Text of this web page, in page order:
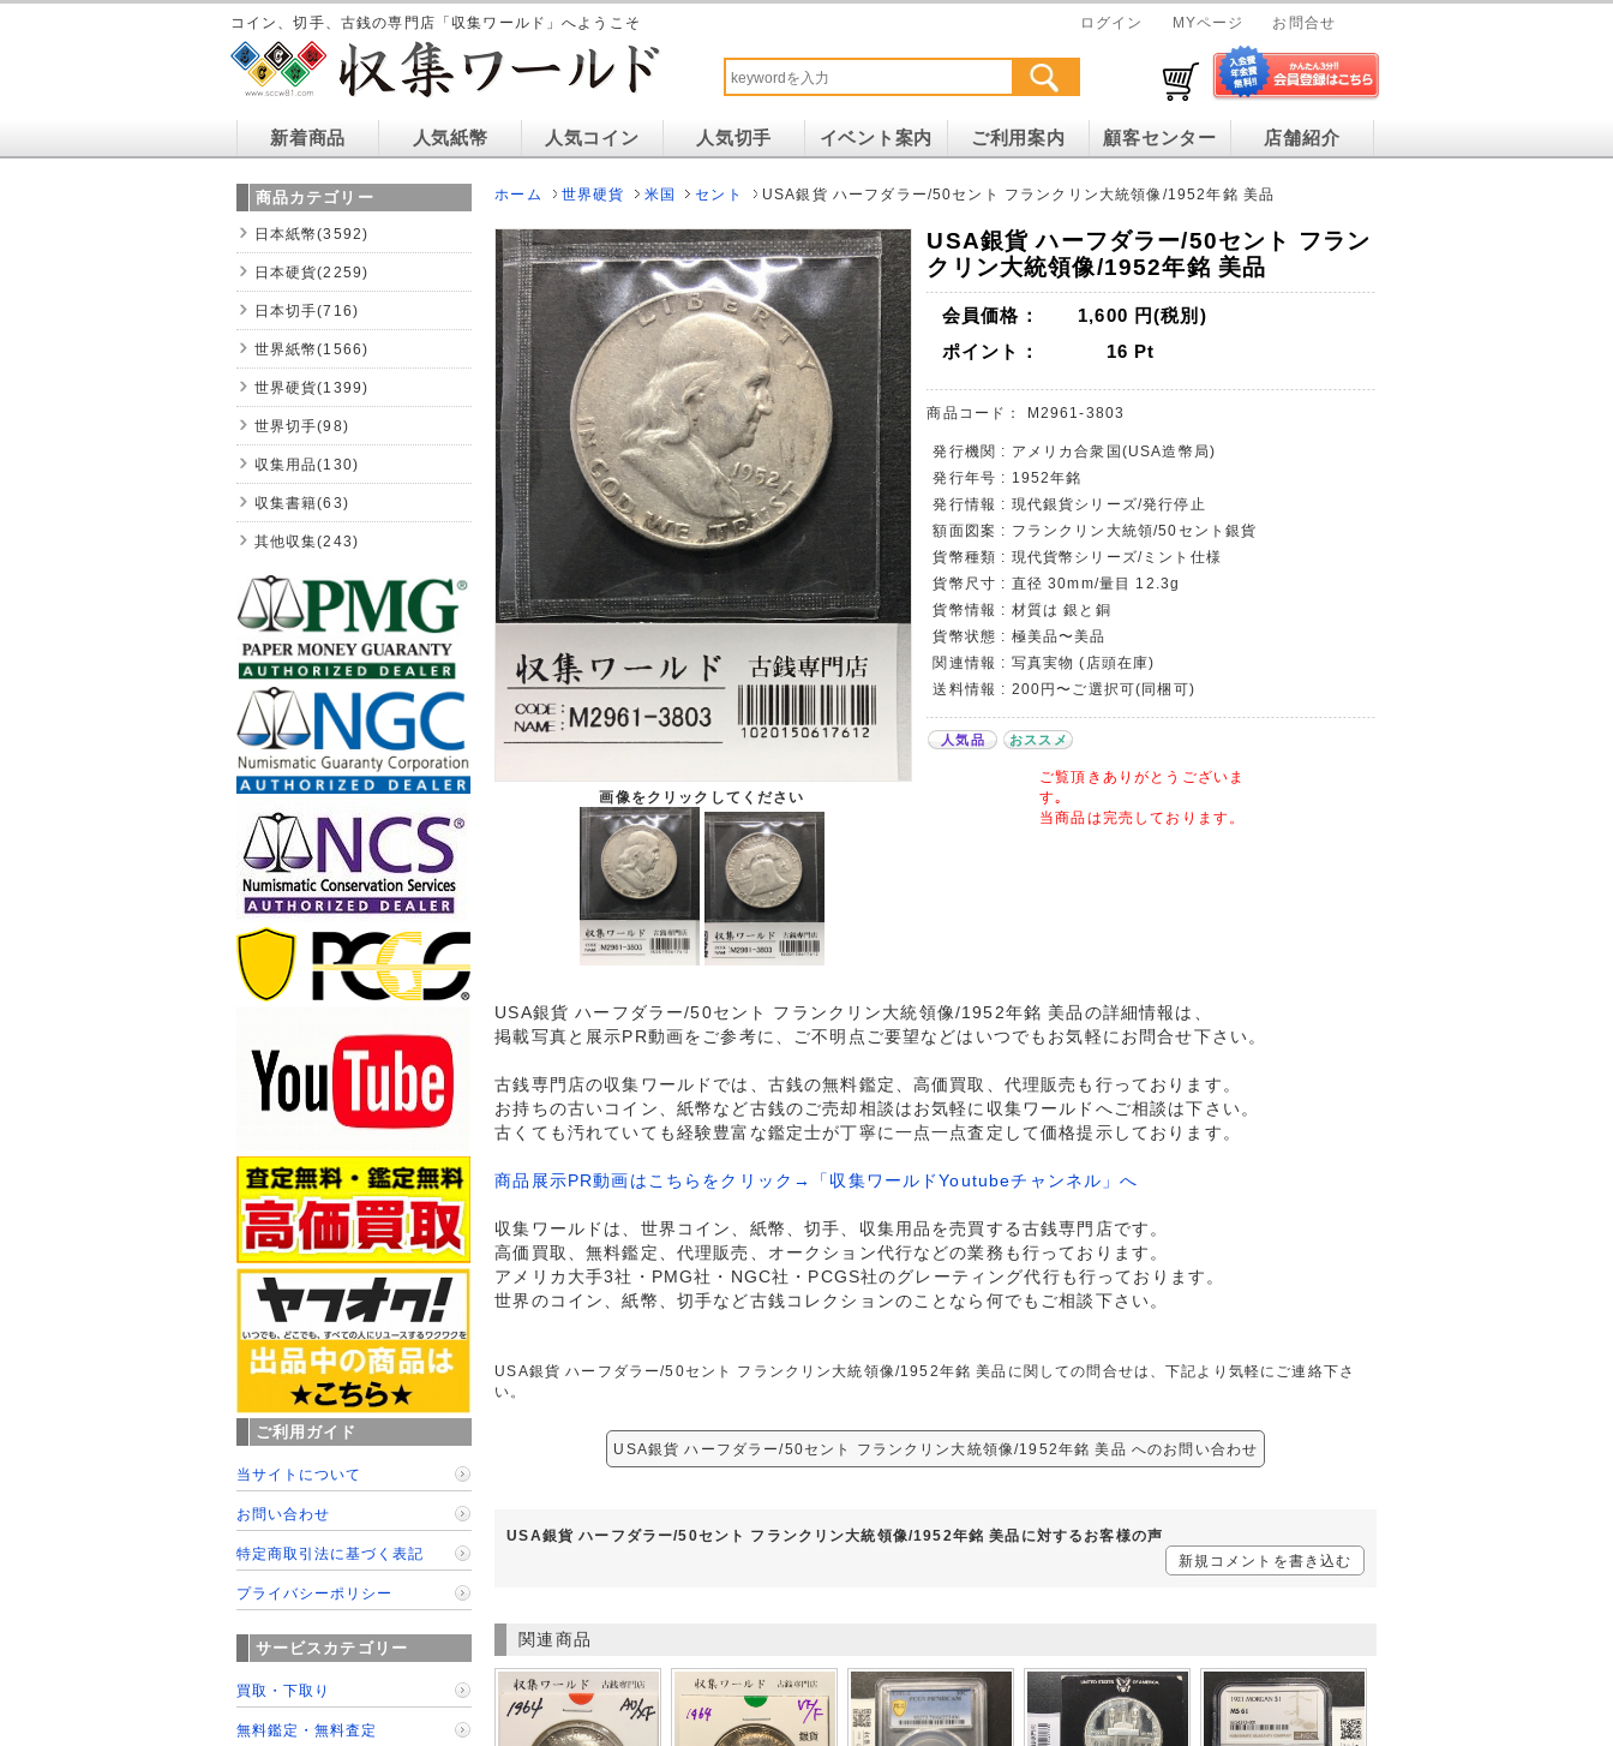
コイン、切手、古銭の専門店「収集ワールド」へようこそ ログイン MYページ お問合せ
新着商品 人気紙幣 人気コイン 人気切手 イベント案内 ご利用案内 顧客センター 店舗紹介
ホーム 世界硬貨 米国 セント USA銀貨 ハーフダラー/50セント フランクリン大統領像/1952年銘 美品
画像をクリックしてください
USA銀貨 ハーフダラー/50セント フラン
クリン大統領像/1952年銘 美品
会員価格： 1,600 円(税別)
ポイント：
16 Pt
商品コード： M2961-3803
発行機関 : アメリカ合衆国(USA造幣局)
発行年号 : 1952年銘
発行情報 : 現代銀貨シリーズ/発行停止
額面図案 : フランクリン大統領/50セント銀貨
貨幣種類 : 現代貨幣シリーズ/ミント仕様
貨幣尺寸 : 直径 30mm/量目 12.3g
貨幣情報 : 材質は 銀と銅
貨幣状態 : 極美品〜美品
関連情報 : 写真実物 (店頭在庫)
送料情報 : 200円〜ご選択可(同梱可)
人気品 おススメ
ご覧頂きありがとうございま
す｡
当商品は完売しております。
USA銀貨 ハーフダラー/50セント フランクリン大統領像/1952年銘 美品の詳細情報は、
掲載写真と展示PR動画をご参考に、ご不明点ご要望などはいつでもお気軽にお問合せ下さい。
古銭専門店の収集ワールドでは、古銭の無料鑑定、高価買取、代理販売も行っております。
お持ちの古いコイン、紙幣など古銭のご売却相談はお気軽に収集ワールドへご相談は下さい。
古くても汚れていても経験豊富な鑑定士が丁寧に一点一点査定して価格提示しております。
商品展示PR動画はこちらをクリック→「収集ワールドYoutubeチャンネル」へ
収集ワールドは、世界コイン、紙幣、切手、収集用品を売買する古銭専門店です。
高価買取、無料鑑定、代理販売、オークション代行などの業務も行っております。
アメリカ大手3社・PMG社・NGC社・PCGS社のグレーティング代行も行っております。
世界のコイン、紙幣、切手など古銭コレクションのことなら何でもご相談下さい。
USA銀貨 ハーフダラー/50セント フランクリン大統領像/1952年銘 美品に関しての問合せは、下記より気軽にご連絡下さ
い。
USA銀貨 ハーフダラー/50セント フランクリン大統領像/1952年銘 美品 へのお問い合わせ
USA銀貨 ハーフダラー/50セント フランクリン大統領像/1952年銘 美品に対するお客様の声
新規コメントを書き込む
関連商品
商品カテゴリー
日本紙幣(3592)
日本硬貨(2259)
日本切手(716)
世界紙幣(1566)
世界硬貨(1399)
世界切手(98)
収集用品(130)
収集書籍(63)
其他収集(243)
ご利用ガイド
当サイトについて
お問い合わせ
特定商取引法に基づく表記
プライバシーポリシー
サービスカテゴリー
買取・下取り
無料鑑定・無料査定